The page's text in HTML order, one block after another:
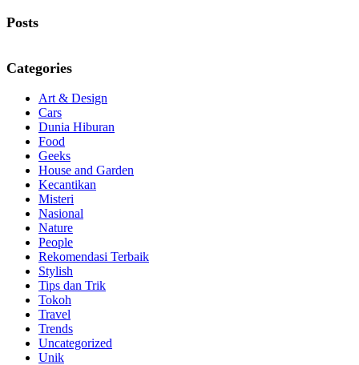
Posts
Categories
Art & Design
Cars
Dunia Hiburan
Food
Geeks
House and Garden
Kecantikan
Misteri
Nasional
Nature
People
Rekomendasi Terbaik
Stylish
Tips dan Trik
Tokoh
Travel
Trends
Uncategorized
Unik